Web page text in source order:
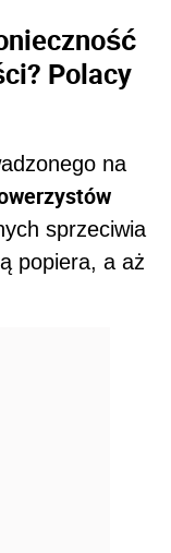
Polacy
na
sprzeciwia
popiera, a aż